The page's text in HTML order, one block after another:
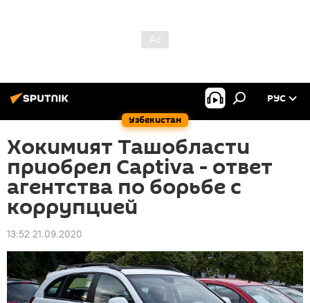
Узбекистан
РУС
Хокимият Ташобласти
приобрел Captiva - ответ
агентства по борьбе с
коррупцией
13:52 21.09.2020